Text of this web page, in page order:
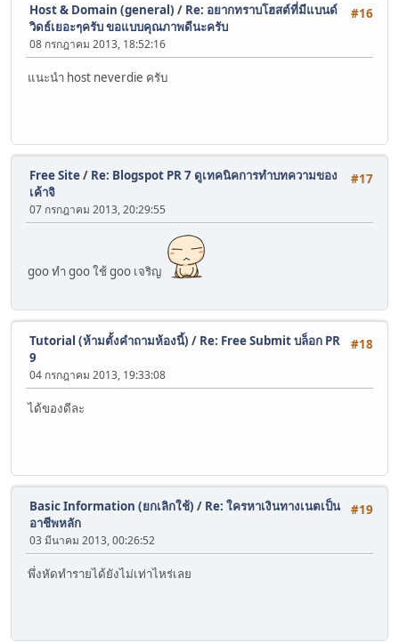
#16
Host & Domain (general) / Re: อยากทราบโฮสต์ที่มีแบนด์
วิดธ์เยอะๆครับ ขอแบบคุณภาพดีนะครับ
08 กรกฎาคม 2013, 18:52:16
แนะนำ host neverdie ครับ
#17
Free Site/ Re: Blogspot PR 7 ดูเทคนิคการทำบทความของ
เค้าจิ
07 กรกฎาคม 2013, 20:29:55
goo ทำ goo ใช้ goo เจริญ
#18
Tutorial (ห้ามตั้งคำถามห้องนี้) / Re: Free Submit บล็อก PR
9
04 กรกฎาคม 2013, 19:33:08
ได้ของดีละ
#19
Basic Information (ยกเลิกใช้) / Re: ใครหาเงินทางเนตเป็น
อาชีพหลัก
03 มีนาคม 2013, 00:26:52
พึ่งหัดทำรายได้ยังไม่เท่าไหร่เลย